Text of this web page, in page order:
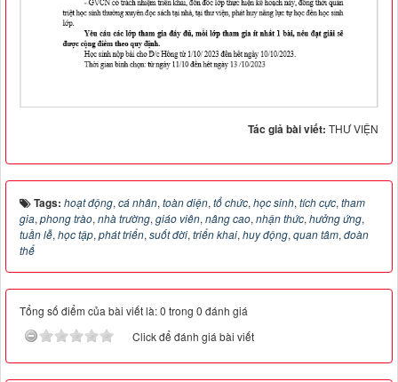
Tác giả bài viết: THƯ VIỆN
Tags: hoạt động, cá nhân, toàn diện, tổ chức, học sinh, tích cực, tham
gia, phong trào, nhà trường, giáo viên, nâng cao, nhận thức, hưởng ứng,
tuần lễ, học tập, phát triển, suốt đời, triển khai, huy động, quan tâm, đoàn
thể
Tổng số điểm của bài viết là: 0 trong 0 đánh giá
Click để đánh giá bài viết